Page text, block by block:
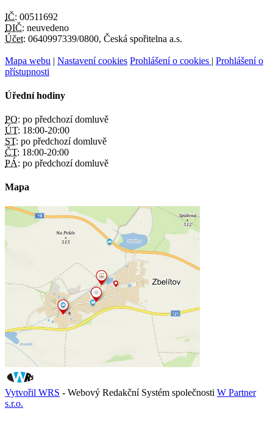
IČ: 00511692
DIČ: neuvedeno
Účet: 0640997339/0800, Česká spořitelna a.s.
Mapa webu | Nastavení cookies Prohlášení o cookies | Prohlášení o
přístupnosti
Úřední hodiny
PO: po předchozí domluvě
ÚT: 18:00-20:00
ST: po předchozí domluvě
ČT: 18:00-20:00
PÁ: po předchozí domluvě
Mapa
Vytvořil WRS - Webový Redakční Systém společnosti W Partner
s.r.o.